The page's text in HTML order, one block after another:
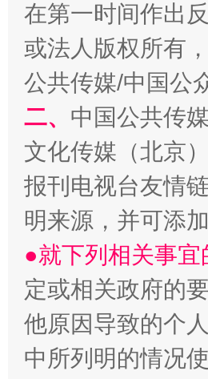
在第一时间作出
或法人版权所有
公共传媒/中国公
二、 中国公共传
文化传媒（北京
报刊电视台友情
明来源，并可添
●就下列相关事
定或相关政府的
他原因导致的个
中所列明的情况